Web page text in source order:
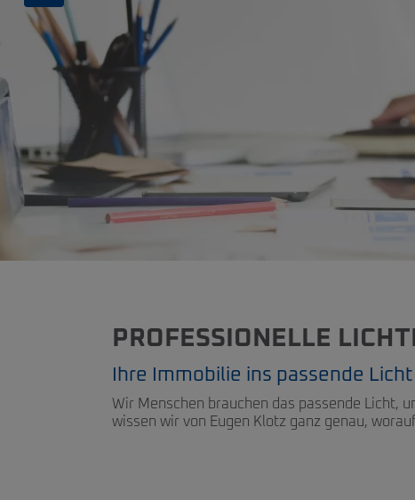
PROFESSIONELLE
Ihre Immobilie ins passende
Wir Menschen brauchen das passende Licht,
wissen wir von Eugen Klotz ganz genau,